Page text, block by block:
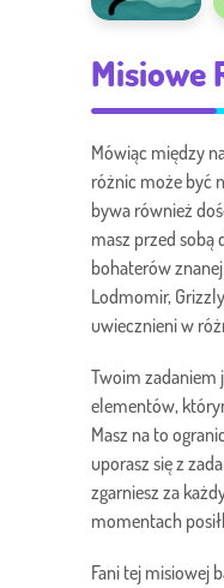
Bridge
Misiowe
Mówiąc między
różnic może być
bywa również
masz przed sobą
bohaterów
Lodmomir,
uwiecznieni w
Twoim zadaniem
elementów,
Masz na to
uporasz się z
zgarniesz za
momentach
Fani tej misiowej